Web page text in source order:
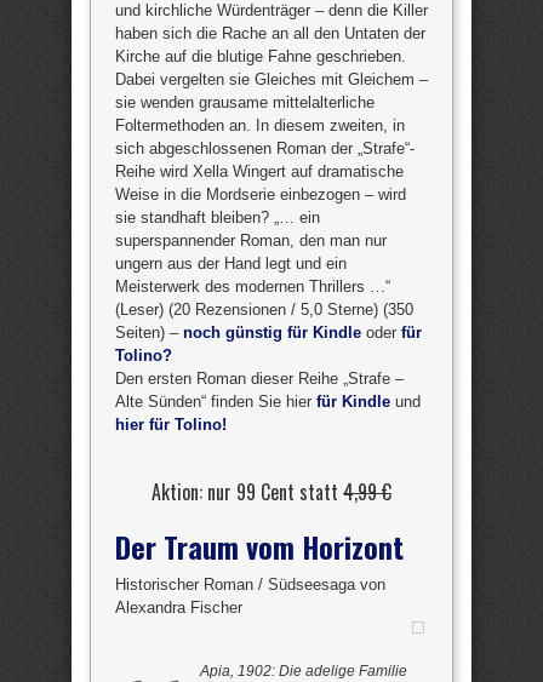
und kirchliche Würdenträger – denn die Killer
haben sich die Rache an all den Untaten der
Kirche auf die blutige Fahne geschrieben.
Dabei vergelten sie Gleiches mit Gleichem –
sie wenden grausame mittelalterliche
Foltermethoden an. In diesem zweiten, in
sich abgeschlossenen Roman der „Strafe“-
Reihe wird Xella Wingert auf dramatische
Weise in die Mordserie einbezogen – wird
sie standhaft bleiben? „… ein
superspannender Roman, den man nur
ungern aus der Hand legt und ein
Meisterwerk des modernen Thrillers …“
(Leser) (20 Rezensionen / 5,0 Sterne) (350
Seiten) – noch günstig für Kindle oder für
Tolino?
Den ersten Roman dieser Reihe „Strafe –
Alte Sünden“ finden Sie hier für Kindle und
hier für Tolino!
Aktion: nur 99 Cent statt 4,99 €
Der Traum vom Horizont
Historischer Roman / Südseesaga von
Alexandra Fischer
Apia, 1902: Die adelige Familie